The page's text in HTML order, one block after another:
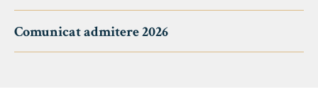
Comunicat admitere 2026